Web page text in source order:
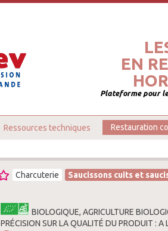
EN
Plateforme pour
Ressources techniques Restauration
Charcuterie Saucissons cuits et
BIOLOGIQUE, AGRICULTURE
PRÉCISION SUR LA QUALITÉ DU PRODUIT : A